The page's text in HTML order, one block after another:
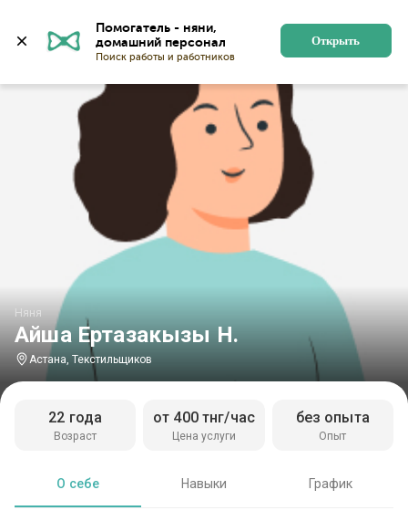
Помогатель - няни,
Поиск работы и работников
Открыть
Айша Ертазакызы Н.
Няня
Астана, Текстильщиков
Возраст
22 года
Цена услуги
от 400 тнг/час
Опыт
без опыта
О себе Навыки График